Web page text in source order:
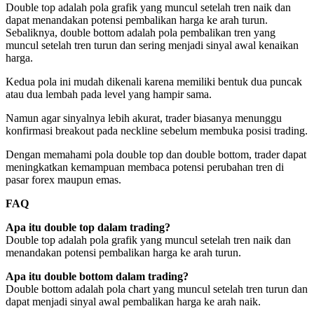
Double top adalah pola grafik yang muncul setelah tren naik dan
dapat menandakan potensi pembalikan harga ke arah turun.
Sebaliknya, double bottom adalah pola pembalikan tren yang
muncul setelah tren turun dan sering menjadi sinyal awal kenaikan
harga.
Kedua pola ini mudah dikenali karena memiliki bentuk dua puncak
atau dua lembah pada level yang hampir sama.
Namun agar sinyalnya lebih akurat, trader biasanya menunggu
konfirmasi breakout pada neckline sebelum membuka posisi trading.
Dengan memahami pola double top dan double bottom, trader dapat
meningkatkan kemampuan membaca potensi perubahan tren di
pasar forex maupun emas.
FAQ
Apa itu double top dalam trading?
Double top adalah pola grafik yang muncul setelah tren naik dan
menandakan potensi pembalikan harga ke arah turun.
Apa itu double bottom dalam trading?
Double bottom adalah pola chart yang muncul setelah tren turun dan
dapat menjadi sinyal awal pembalikan harga ke arah naik.